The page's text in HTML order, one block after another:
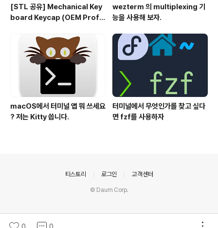
[STL 공유] Mechanical Key
board Keycap (OEM Profil
wezterm 의 multiplexing 기
능을 사용해 보자.
macOS에서 터미널 앱 뭐 쓰세요
? 저는 Kitty 씁니다.
터미널에서 무엇인가를 찾고 싶다
면 fzf를 사용하자
티스토리 로그인 고객센터
© Daum Corp.